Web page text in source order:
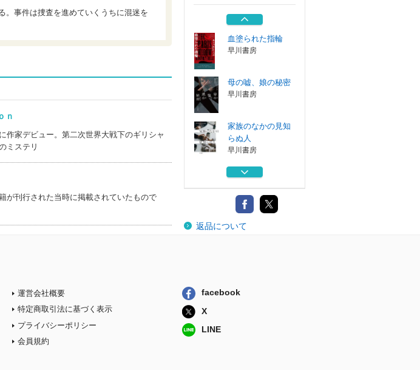
。事件は捜査を進めていくうちに混迷を
ｎ
作家デビュー。第二次世界大戦下のギリシャ
ミステリ
が刊行された当時に掲載されていたもので
早川書房
血塗られた指輪
早川書房
母の嘘、娘の秘密
早川書房
家族のなかの見知
らぬ人
早川書房
ハリウッドの悪魔
捜索者
早川書房
返品について
運営会社概要
特定商取引法に基づく表示
プライバシーポリシー
会員規約
facebook
X
LINE